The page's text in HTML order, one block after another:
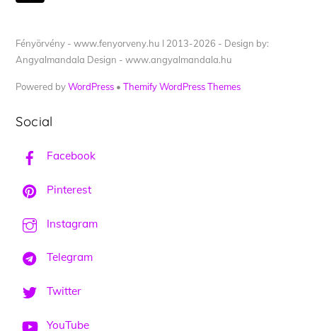
Fényörvény - www.fenyorveny.hu I 2013-2026 - Design by:
Angyalmandala Design - www.angyalmandala.hu
Powered byWordPress •Themify WordPress Themes
Social
Facebook
Pinterest
Instagram
Telegram
Twitter
YouTube